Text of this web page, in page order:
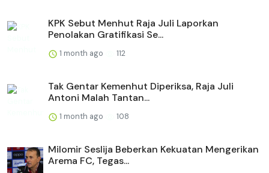
KPK Sebut Menhut Raja Juli Laporkan
Penolakan Gratifikasi Se...
1 month ago 112
Tak Gentar Kemenhut Diperiksa, Raja Juli
Antoni Malah Tantan...
1 month ago 108
Milomir Seslija Beberkan Kekuatan Mengerikan
Arema FC, Tegas...